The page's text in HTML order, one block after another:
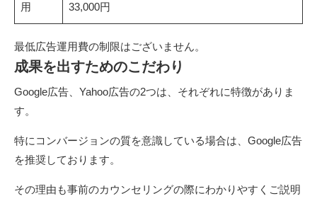
用
33,000円
最低広告運用費の制限はございません。
成果を出すためのこだわり
Google広告、Yahoo広告の2つは、それぞれに特徴がありま
す。
特にコンバージョンの質を意識している場合は、Google広告
を推奨しております。
その理由も事前のカウンセリングの際にわかりやすくご説明